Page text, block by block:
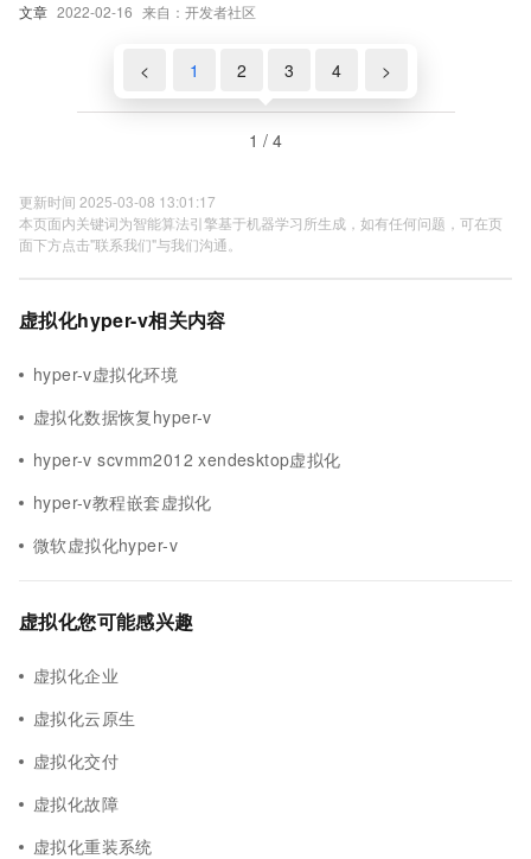
文章 2022-02-16 来自：开发者社区
< 1 2 3 4 >
1 / 4
更新时间 2025-03-08 13:01:17
本页面内关键词为智能算法引擎基于机器学习所生成，如有任何问题，可在页
面下方点击"联系我们"与我们沟通。
虚拟化hyper-v相关内容
hyper-v虚拟化环境
虚拟化数据恢复hyper-v
hyper-v scvmm2012 xendesktop虚拟化
hyper-v教程嵌套虚拟化
微软虚拟化hyper-v
虚拟化您可能感兴趣
虚拟化企业
虚拟化云原生
虚拟化交付
虚拟化故障
虚拟化重装系统